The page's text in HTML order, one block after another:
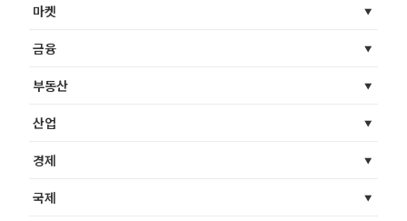
마켓
금융
부동산
산업
경제
국제